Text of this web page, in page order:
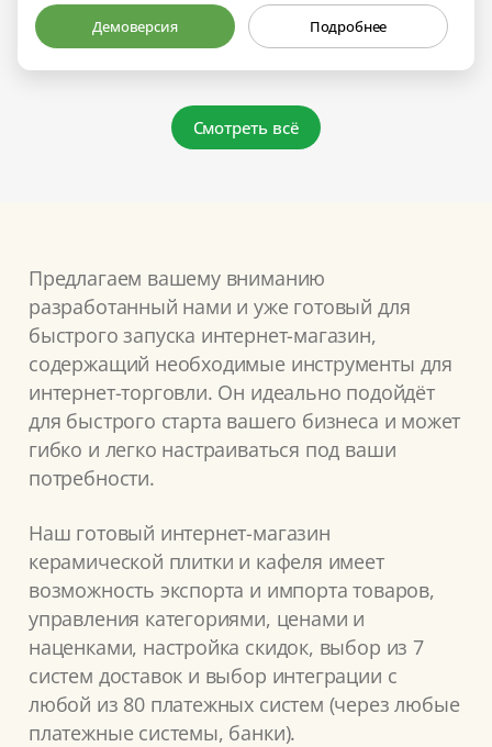
Демоверсия Подробнее
Смотреть всё
Предлагаем вашему вниманию
разработанный нами и уже готовый для
быстрого запуска интернет-магазин,
содержащий необходимые инструменты для
интернет-торговли. Он идеально подойдёт
для быстрого старта вашего бизнеса и может
гибко и легко настраиваться под ваши
потребности.
Наш готовый интернет-магазин
керамической плитки и кафеля имеет
возможность экспорта и импорта товаров,
управления категориями, ценами и
наценками, настройка скидок, выбор из 7
систем доставок и выбор интеграции с
любой из 80 платежных систем (через любые
платежные системы, банки).